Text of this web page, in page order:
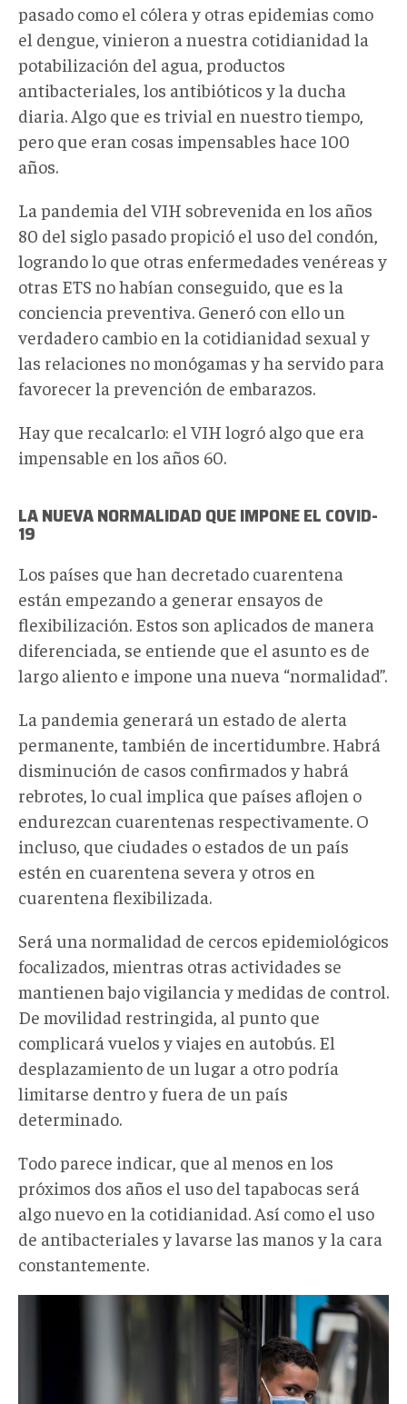
pasado como el cólera y otras epidemias como
el dengue, vinieron a nuestra cotidianidad la
potabilización del agua, productos
antibacteriales, los antibióticos y la ducha
diaria. Algo que es trivial en nuestro tiempo,
pero que eran cosas impensables hace 100
años.
La pandemia del VIH sobrevenida en los años
80 del siglo pasado propició el uso del condón,
logrando lo que otras enfermedades venéreas y
otras ETS no habían conseguido, que es la
conciencia preventiva. Generó con ello un
verdadero cambio en la cotidianidad sexual y
las relaciones no monógamas y ha servido para
favorecer la prevención de embarazos.
Hay que recalcarlo: el VIH logró algo que era
impensable en los años 60.
LA NUEVA NORMALIDAD QUE IMPONE EL COVID-
19
Los países que han decretado cuarentena
están empezando a generar ensayos de
flexibilización. Estos son aplicados de manera
diferenciada, se entiende que el asunto es de
largo aliento e impone una nueva “normalidad”.
La pandemia generará un estado de alerta
permanente, también de incertidumbre. Habrá
disminución de casos confirmados y habrá
rebrotes, lo cual implica que países aflojen o
endurezcan cuarentenas respectivamente. O
incluso, que ciudades o estados de un país
estén en cuarentena severa y otros en
cuarentena flexibilizada.
Será una normalidad de cercos epidemiológicos
focalizados, mientras otras actividades se
mantienen bajo vigilancia y medidas de control.
De movilidad restringida, al punto que
complicará vuelos y viajes en autobús. El
desplazamiento de un lugar a otro podría
limitarse dentro y fuera de un país
determinado.
Todo parece indicar, que al menos en los
próximos dos años el uso del tapabocas será
algo nuevo en la cotidianidad. Así como el uso
de antibacteriales y lavarse las manos y la cara
constantemente.